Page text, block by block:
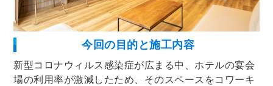
今回の目的と施工内容
新型コロナウィルス感染症が広まる中、ホテルの宴会
場の利用率が激減したため、そのスペースをコワーキ